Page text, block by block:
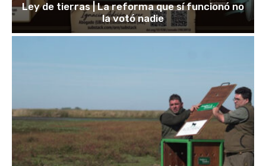
Ley de tierras | La reforma que sí funcionó no
la votó nadie